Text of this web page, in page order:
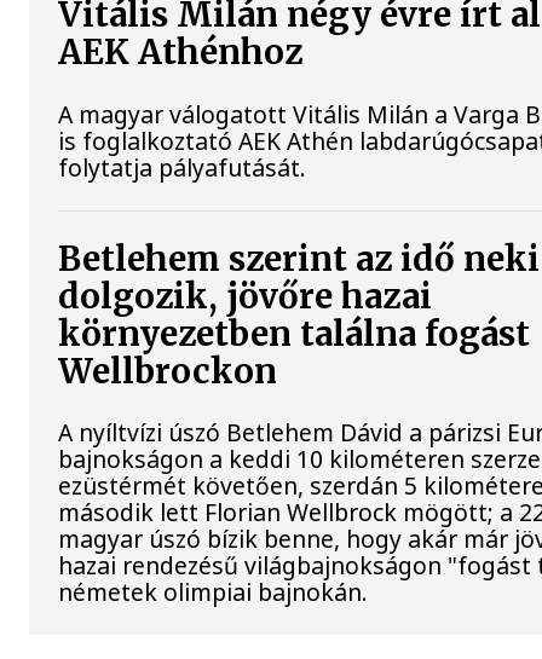
Vitális Milán négy évre írt
AEK Athénhoz
A magyar válogatott Vitális Milán a Varga
is foglalkoztató AEK Athén
folytatja pályafutását.
Betlehem szerint az idő neki
dolgozik, jövőre hazai
környezetben találna fogást
Wellbrockon
A nyíltvízi úszó Betlehem Dávid a párizsi
bajnokságon a keddi 10 kilométeren
ezüstérmét követően, szerdán 5
második lett Florian Wellbrock mögött; a
magyar úszó bízik benne, hogy akár már
hazai rendezésű világbajnokságon "fogást
németek olimpiai bajnokán.